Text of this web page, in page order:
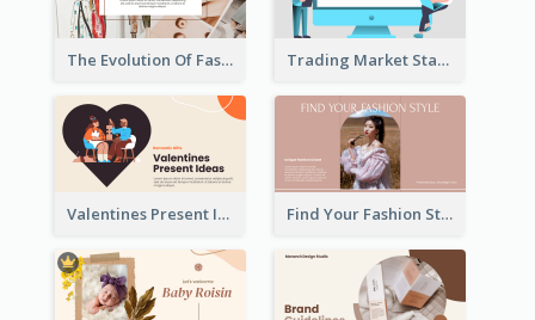
The Evolution Of Fashion Presentation Trading Market Statistics Presentation
Valentines Present Ideas Presentation Find Your Fashion Style Presentation